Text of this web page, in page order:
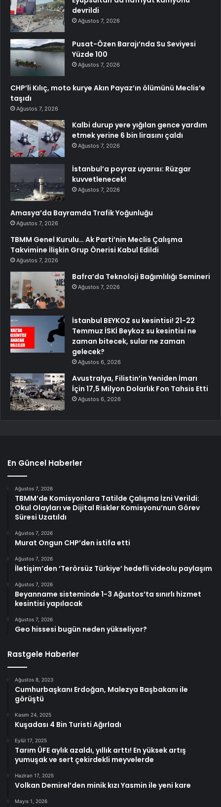
devrildi
Ağustos 7, 2026
Pusat-Özen Barajı’nda Su Seviyesi
Yüzde 100
Ağustos 7, 2026
CHP’li Kılıç, moto kurye Akın Payaz’ın ölümünü Meclis’e
taşıdı
Ağustos 7, 2026
Kalbi durup yere yığılan gence yardım
etmek yerine 6 bin lirasını çaldı
Ağustos 7, 2026
İstanbul’a poyraz uyarısı: Rüzgar
kuvvetlenecek!
Ağustos 7, 2026
Amasya’da Bayramda Trafik Yoğunluğu
Ağustos 7, 2026
TBMM Genel Kurulu… Ak Parti’nin Meclis Çalışma
Takvimine İlişkin Grup Önerisi Kabul Edildi
Ağustos 7, 2026
Bafra’da Teknoloji Bağımlılığı Semineri
Ağustos 7, 2026
İstanbul BEYKOZ su kesintisi! 21-22
Temmuz İSKİ Beykoz su kesintisi ne
zaman bitecek, sular ne zaman
gelecek?
Ağustos 6, 2026
Avustralya, Filistin’in Yeniden İmarı
İçin 17,5 Milyon Dolarlık Fon Tahsis Etti
Ağustos 6, 2026
En Güncel Haberler
Ağustos 7, 2026
TBMM’de Komisyonlara Tatilde Çalışma İzni Verildi:
Okul Olayları ve Dijital Riskler Komisyonu’nun Görev
Süresi Uzatıldı
Ağustos 7, 2026
Murat Ongun CHP’den istifa etti
Ağustos 7, 2026
İletişim’den ‘Terörsüz Türkiye’ hedefli videolu paylaşım
Ağustos 7, 2026
Beyanname sisteminde 1-3 Ağustos’ta sınırlı hizmet
kesintisi yapılacak
Ağustos 7, 2026
Geo hissesi bugün neden yükseliyor?
Rastgele Haberler
Ağustos 8, 2023
Cumhurbaşkanı Erdoğan, Malezya Başbakanı ile
görüştü
Kasım 24, 2025
Kuşadası 4 Bin Turisti Ağırladı
Eylül 17, 2025
Tarım ÜFE aylık azaldı, yıllık arttı! En yüksek artış
yumuşak ve sert çekirdekli meyvelerde
Haziran 17, 2025
Volkan Demirel’den minik kızı Yasmin ile yeni kare
Mayıs 1, 2026